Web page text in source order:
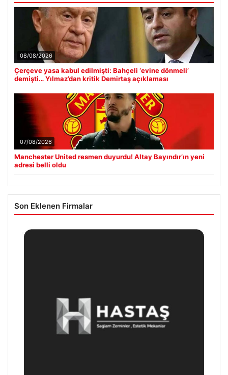
08/08/2026
Çerçeve yasa kabul edilmişti: Bahçeli ‘evine dönmeli’
demişti… Yılmaz’dan kritik Demirtaş açıklaması
07/08/2026
Manchester United resmen duyurdu! Altay Bayındır’ın yeni
adresi belli oldu
Son Eklenen Firmalar